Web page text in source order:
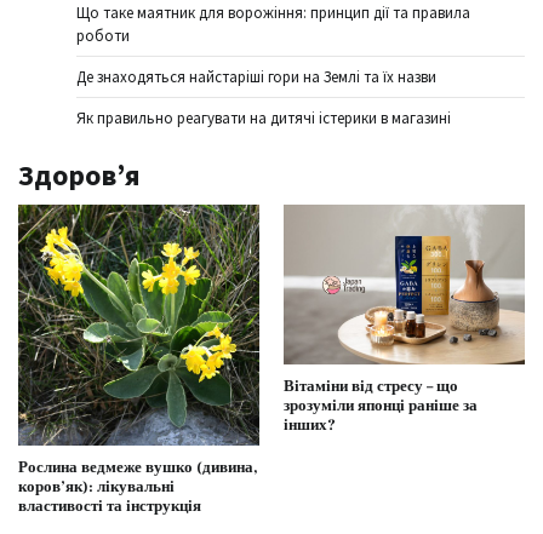
Що таке маятник для ворожіння: принцип дії та правила
роботи
Де знаходяться найстаріші гори на Землі та їх назви
Як правильно реагувати на дитячі істерики в магазині
Здоров’я
Рослина ведмеже вушко (дивина,
коров’як): лікувальні
властивості та інструкція
Вітаміни від стресу – що
зрозуміли японці раніше за
інших?